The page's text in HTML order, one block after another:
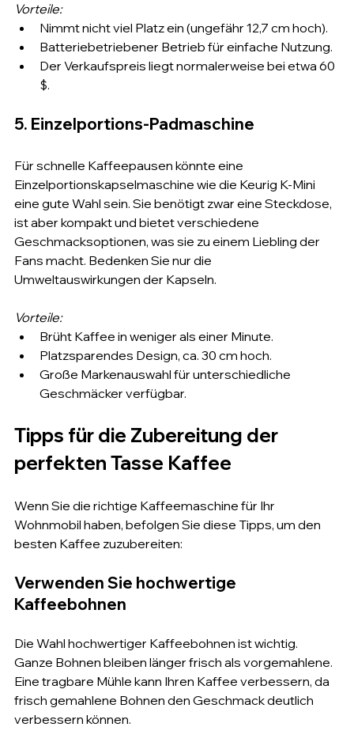
Vorteile:
Nimmt nicht viel Platz ein (ungefähr 12,7 cm hoch).
Batteriebetriebener Betrieb für einfache Nutzung.
Der Verkaufspreis liegt normalerweise bei etwa 60
$.
5. Einzelportions-Padmaschine
Für schnelle Kaffeepausen könnte eine
Einzelportionskapselmaschine wie die Keurig K-Mini
eine gute Wahl sein. Sie benötigt zwar eine Steckdose,
ist aber kompakt und bietet verschiedene
Geschmacksoptionen, was sie zu einem Liebling der
Fans macht. Bedenken Sie nur die
Umweltauswirkungen der Kapseln.
Vorteile:
Brüht Kaffee in weniger als einer Minute.
Platzsparendes Design, ca. 30 cm hoch.
Große Markenauswahl für unterschiedliche
Geschmäcker verfügbar.
Tipps für die Zubereitung der
perfekten Tasse Kaffee
Wenn Sie die richtige Kaffeemaschine für Ihr
Wohnmobil haben, befolgen Sie diese Tipps, um den
besten Kaffee zuzubereiten:
Verwenden Sie hochwertige
Kaffeebohnen
Die Wahl hochwertiger Kaffeebohnen ist wichtig.
Ganze Bohnen bleiben länger frisch als vorgemahlene.
Eine tragbare Mühle kann Ihren Kaffee verbessern, da
frisch gemahlene Bohnen den Geschmack deutlich
verbessern können.